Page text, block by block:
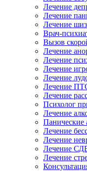
Лечение
Лечение
Лечение
Врач-
Вызов
Лечение
Лечение
Лечение
Лечение
Лечение
Лечение
Психолог
Лечение
Панические
Лечение
Лечение
Лечение
Лечение